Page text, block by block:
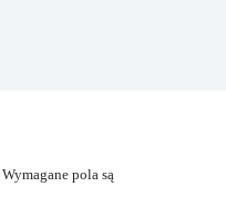
Wymagane pola są